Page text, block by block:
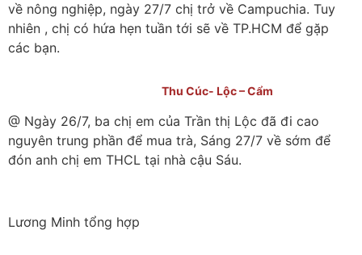
về nông nghiệp, ngày 27/7 chị trở về Campuchia. Tuy
nhiên , chị có hứa hẹn tuần tới sẽ về TP.HCM để gặp
các bạn.
Thu Cúc- Lộc – Cẩm
@ Ngày 26/7, ba chị em của Trần thị Lộc đã đi cao
nguyên trung phần để mua trà, Sáng 27/7 về sớm để
đón anh chị em THCL tại nhà cậu Sáu.
Lương Minh tổng hợp